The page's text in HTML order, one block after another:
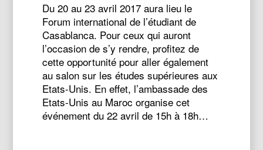
Du 20 au 23 avril 2017 aura lieu le
Forum international de l’étudiant de
Casablanca. Pour ceux qui auront
l’occasion de s’y rendre, profitez de
cette opportunité pour aller également
au salon sur les études supérieures aux
Etats-Unis. En effet, l’ambassade des
Etats-Unis au Maroc organise cet
événement du 22 avril de 15h à 18h…